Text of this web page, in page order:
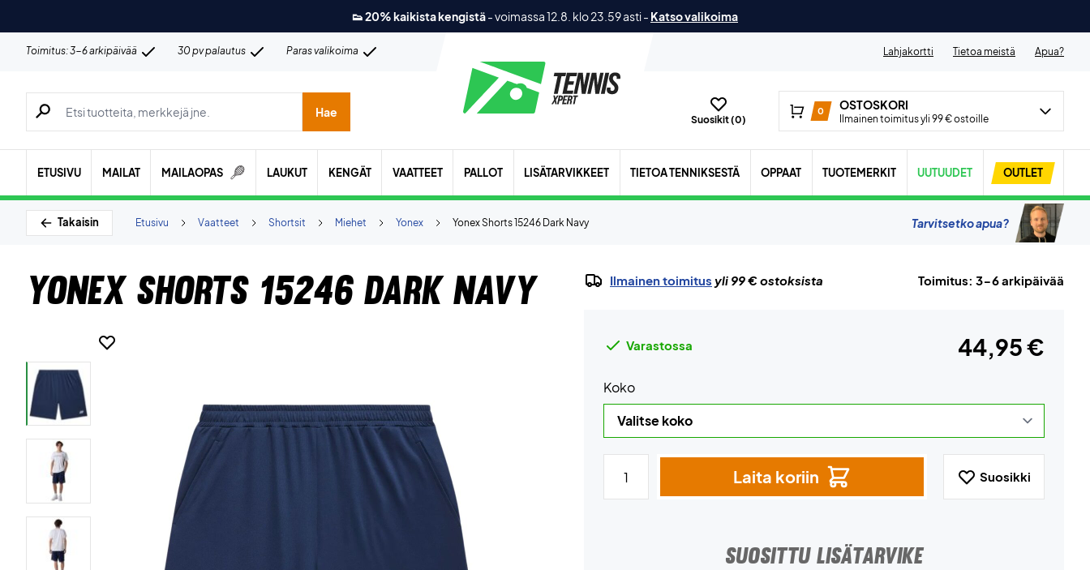
👟 20% kaikista kengistä-voimassa 12.8. klo 23.59 asti- Katso valikoima
Toimitus: 3-6 arkipäivää 30 pv palautus Paras valikoima Lahjakortti Tietoa meistä Apua?
Hae tuotteita, merkkejä jne.
Hae
Suosikit (0)
0 OSTOSKORI
Ilmainen toimitus yli 99 € ostoille
ETUSIVU MAILAT MAILAOPAS LAUKUT KENGÄT VAATTEET PALLOT LISÄTARVIKKEET TIETOA TENNIKSESTÄ OPPAAT TUOTEMERKIT UUTUUDET OUTLET
Takaisin Yonex Shorts 15246 Dark Navy
Yonex
Miehet
Shortsit
Vaatteet
Etusivu Tarvitsetko apua?
Yonex Shorts 15246 Dark Navy Ilmainen toimitus yli 99 € ostoksista Toimitus: 3-6 arkipäivää
Varastossa 44,95 €
Koko
Laita koriin Suosikki
SUOSITTU LISÄTARVIKE